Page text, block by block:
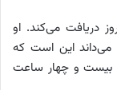
دریافت می‌کند. او
می‌داند این است که
بیست و چهار ساعت